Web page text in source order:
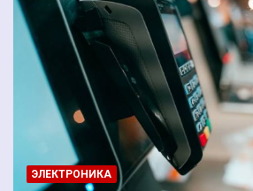
ЭЛЕКТРОНИКА